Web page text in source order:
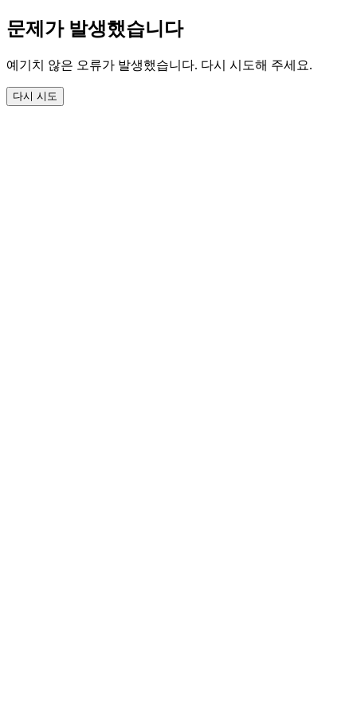
문제가 발생했습니다
예기치 않은 오류가 발생했습니다. 다시 시도해 주세요.
다시 시도